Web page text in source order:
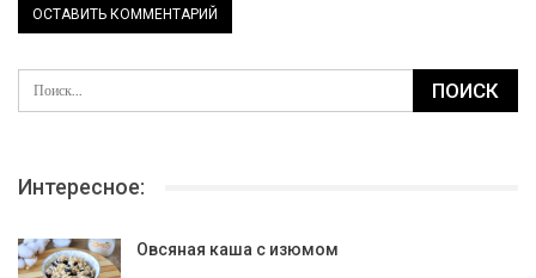
Интересное:
Овсяная каша с изюмом